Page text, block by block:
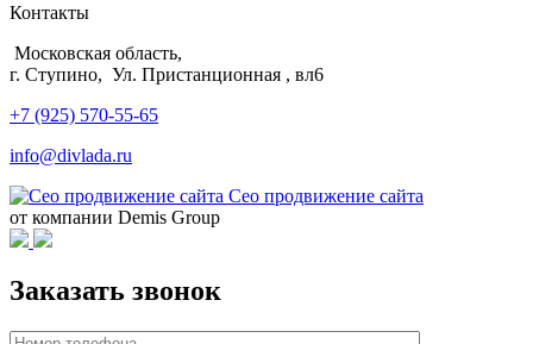
Контакты
Московская область,
г. Ступино, Ул. Пристанционная , вл6
+7 (925) 570-55-65
info@divlada.ru
Сео продвижение сайта
от компании Demis Group
Заказать звонок